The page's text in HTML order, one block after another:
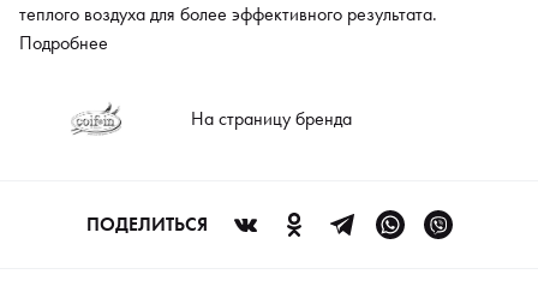
теплого воздуха для более эффективного результата.
Подробнее
На страницу бренда
ПОДЕЛИТЬСЯ